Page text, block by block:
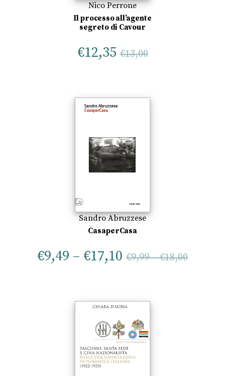
Nico Perrone
Il processo all’agente
segreto di Cavour
€12,35 €13,00
Sandro Abruzzese
CasaperCasa
€9,49 – €17,10 €9,99–€18,00